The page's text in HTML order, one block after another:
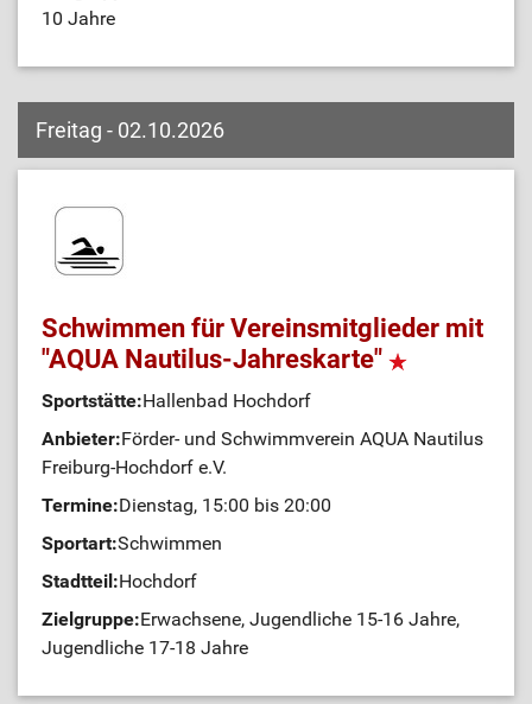
10 Jahre
Freitag - 02.10.2026
Schwimmen für Vereinsmitglieder mit
"AQUA Nautilus-Jahreskarte"
Sportstätte:Hallenbad Hochdorf
Anbieter:Förder- und Schwimmverein AQUA Nautilus
Freiburg-Hochdorf e.V.
Termine:Dienstag, 15:00 bis 20:00
Sportart:Schwimmen
Stadtteil:Hochdorf
Zielgruppe:Erwachsene, Jugendliche 15-16 Jahre,
Jugendliche 17-18 Jahre